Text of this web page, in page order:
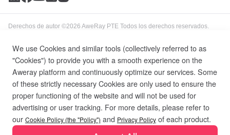
Derechos de autor ©2026 AweRay PTE Todos los derechos reservados.
We use Cookies and similar tools (collectively referred to as
"Cookies") to provide you with a smooth experience on the
Aweray platform and continuously optimize our services. Some
of these strictly necessary Cookies are only used to ensure the
proper functioning of the website and will not be used for
advertising or user tracking. For more details, please refer to
our Cookie Policy (the "Policy") and Privacy Policy of each product.